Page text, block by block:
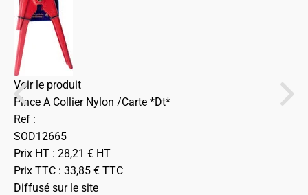
Voir le produit
Pince A Collier Nylon /Carte *Dt*
Ref :
SOD12665
Prix HT : 28,21 € HT
Prix TTC : 33,85 € TTC
Diffusé sur le site